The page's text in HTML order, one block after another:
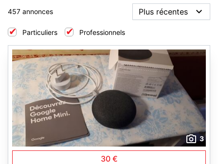
457 annonces
Particuliers Professionnels
3
30 €